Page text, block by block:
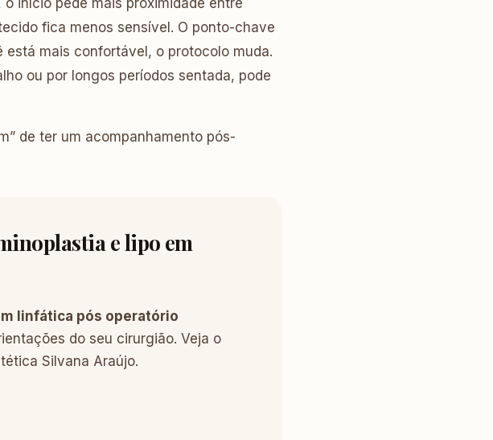
início pede mais proximidade entre
fica menos sensível. O ponto-chave
está mais confortável, o protocolo muda.
ou por longos períodos sentada, pode
de ter um acompanhamento pós-
e lipo em
linfática pós operatório
do seu cirurgião. Veja o
Silvana Araújo.